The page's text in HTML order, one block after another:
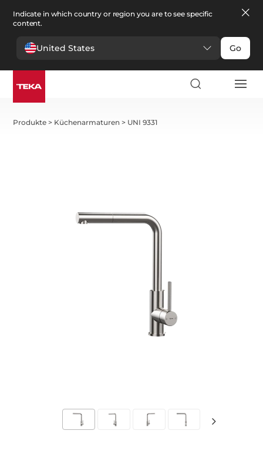
Indicate in which country or region you are to see specific
content.
United States Go
Produkte > Küchenarmaturen > UNI 9331